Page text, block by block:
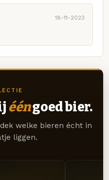
18-11-2023
ééngoed bier.
welke bieren écht in
liggen.